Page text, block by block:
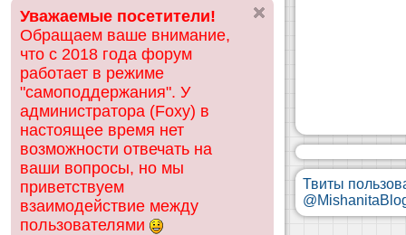
ск
Уважаемые посетители!
Обращаем ваше внимание,
что с 2018 года форум
работает в режиме
"самоподдержания". У
администратора (Foxy) в
настоящее время нет
возможности отвечать на
ваши вопросы, но мы
приветствуем
взаимодействие между
пользователями
Твиты